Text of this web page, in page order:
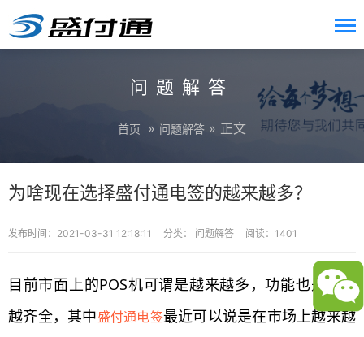
问题解答
首页 » 问题解答 » 正文
为啥现在选择盛付通电签的越来越多？
发布时间：2021-03-31 12:18:11 分类： 问题解答 阅读：1401
目前市面上的POS机可谓是越来越多，功能也是越来
越齐全，其中盛付通电签最近可以说是在市场上越来越